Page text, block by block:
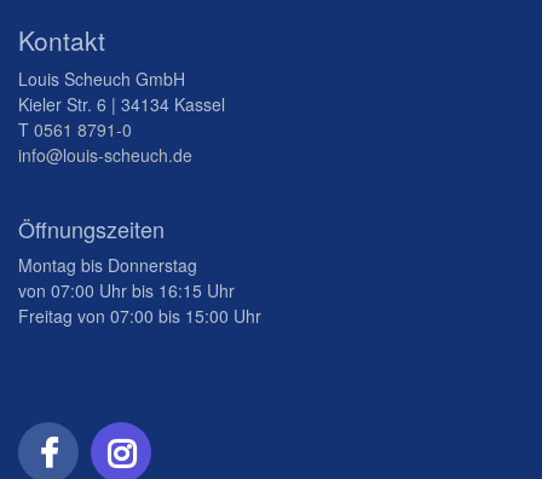
Kontakt
Louis Scheuch GmbH
Kieler Str. 6 | 34134 Kassel
T 0561 8791-0
info@louis-scheuch.de
Öffnungszeiten
Montag bis Donnerstag
von 07:00 Uhr bis 16:15 Uhr
Freitag von 07:00 bis 15:00 Uhr